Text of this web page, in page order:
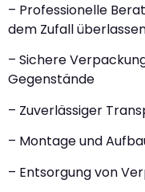
– Professionelle
dem Zufall
– Sichere
Gegenstände
– Zuverlässiger
– Montage und
– Entsorgung von